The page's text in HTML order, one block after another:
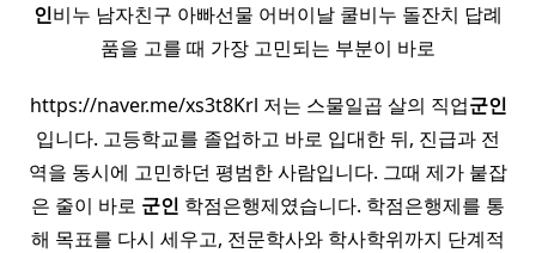
인비누 남자친구 아빠선물 어버이날 쿨비누 돌잔치 답례
품을 고를 때 가장 고민되는 부분이 바로
https://naver.me/xs3t8Krl 저는 스물일곱 살의 직업군인
입니다. 고등학교를 졸업하고 바로 입대한 뒤, 진급과 전
역을 동시에 고민하던 평범한 사람입니다. 그때 제가 붙잡
은 줄이 바로 군인 학점은행제였습니다. 학점은행제를 통
해 목표를 다시 세우고, 전문학사와 학사학위까지 단계적